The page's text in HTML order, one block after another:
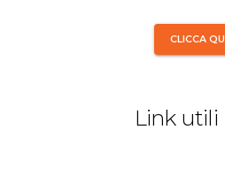
CLICCA QUI
Link utili